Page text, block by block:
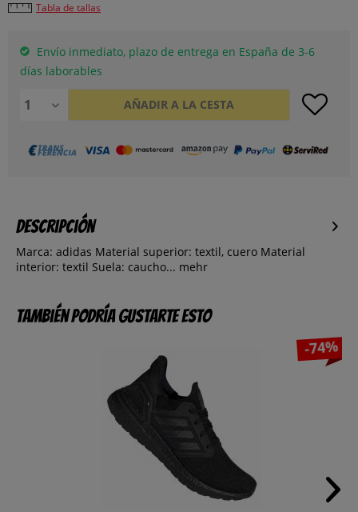
Tabla de tallas
Envío inmediato, plazo de entrega en España de 3-6
días laborables
AÑADIR A LA CESTA
Descripción
Marca: adidas Material superior: textil, cuero Material
interior: textil Suela: caucho... mehr
También podría gustarte esto
-74%